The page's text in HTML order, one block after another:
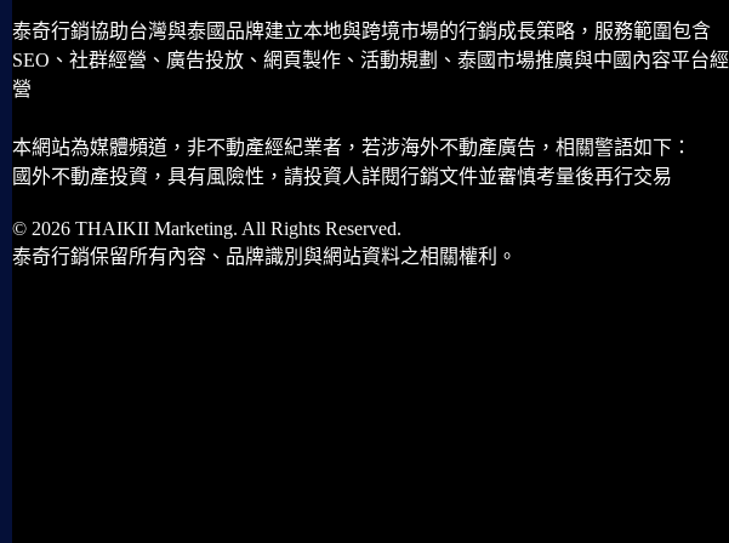
泰奇行銷協助台灣與泰國品牌建立本地與跨境市場的行銷成長策略，服務範圍包含
SEO、社群經營、廣告投放、網頁製作、活動規劃、泰國市場推廣與中國內容平台經
營
本網站為媒體頻道，非不動產經紀業者，若涉海外不動產廣告，相關警語如下：
國外不動產投資，具有風險性，請投資人詳閱行銷文件並審慎考量後再行交易
© 2026 THAIKII Marketing. All Rights Reserved.
泰奇行銷保留所有內容、品牌識別與網站資料之相關權利。